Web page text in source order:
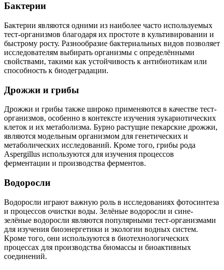
Бактерии
Бактерии являются одними из наиболее часто используемых
тест-организмов благодаря их простоте в культивировании и
быстрому росту. Разнообразие бактериальных видов позволяет
исследователям выбирать организмы с определёнными
свойствами, такими как устойчивость к антибиотикам или
способность к биодеградации.
Дрожжи и грибы
Дрожжи и грибы также широко применяются в качестве тест-
организмов, особенно в контексте изучения эукариотических
клеток и их метаболизма. Бурно растущие пекарские дрожжи,
являются модельным организмом для генетических и
метаболических исследований. Кроме того, грибы рода
Aspergillus используются для изучения процессов
ферментации и производства ферментов.
Водоросли
Водоросли играют важную роль в исследованиях фотосинтеза
и процессов очистки воды. Зелёные водоросли и сине-
зелёные водоросли являются популярными тест-организмами
для изучения биоэнергетики и экологии водных систем.
Кроме того, они используются в биотехнологических
процессах для производства биомассы и биоактивных
соединений.